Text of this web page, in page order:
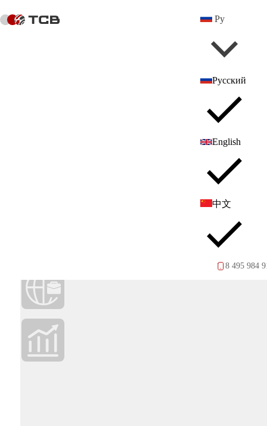
Ру
Русский
English
中文
8 495 984
ТСВ — международная торгово-закупочная компания,